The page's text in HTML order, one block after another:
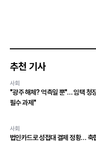
추천 기사
사회
"광주 해체? 억측일 뿐"… 임택 청
필수 과제"
사회
법인카드로 성접대 결제 정황… 축